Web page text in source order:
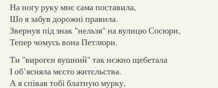
На ногу руку мнє сама поставила,
Шо я забув дорожні правила.
Звернув під знак "нельзя" на вулицю Сосюри,
Тепер чомусь вона Петлюри.
Ти "вирогєн вушний" так нєжно щебетала
І об’ясняла мєсто житєльства.
А я співав тобі блатную мурку,